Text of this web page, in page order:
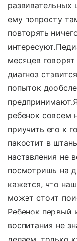
развивательных
ему попросту
повторять
месяцев
диагноз
попыток
ребенок совсем
приучить его к
пакостит в
наставления не
посмотришь на
кажется, что
может стоит
Ребенок первый
воспитания не
делаем, только